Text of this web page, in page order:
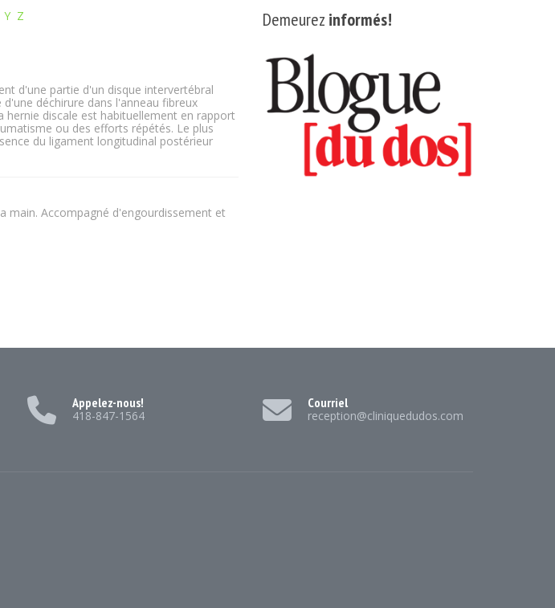
Y Z
d'une partie d'un disque intervertébral
déchirure dans l'anneau fibreux
hernie discale est habituellement en rapport
ou des efforts répétés. Le plus
du ligament longitudinal postérieur
main. Accompagné d'engourdissement et
Demeurez informés!
Appelez-nous!
418-847-1564
Courriel
reception@cliniquedudos.com